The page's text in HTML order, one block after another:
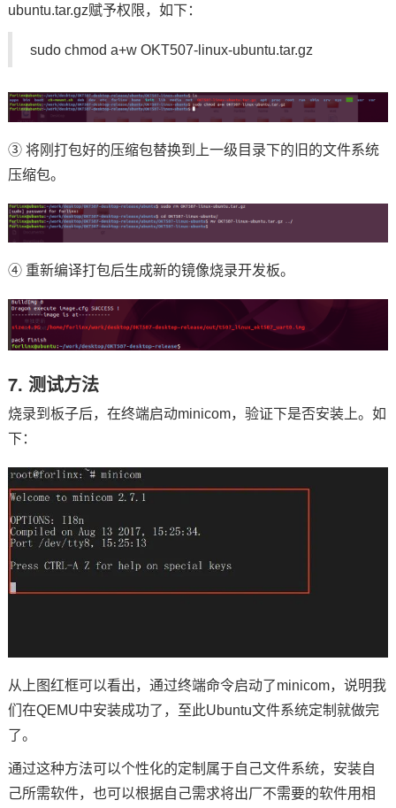
ubuntu.tar.gz赋予权限，如下：
sudo chmod a+w OKT507-linux-ubuntu.tar.gz
③ 将刚打包好的压缩包替换到上一级目录下的旧的文件系统
压缩包。
④ 重新编译打包后生成新的镜像烧录开发板。
7. 测试方法
烧录到板子后，在终端启动minicom，验证下是否安装上。如
下：
从上图红框可以看出，通过终端命令启动了minicom，说明我
们在QEMU中安装成功了，至此Ubuntu文件系统定制就做完
了。
通过这种方法可以个性化的定制属于自己文件系统，安装自
己所需软件，也可以根据自己需求将出厂不需要的软件用相